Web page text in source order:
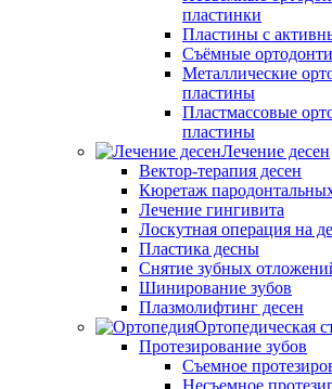
пластинки
Пластины с
Съёмные
Металлические
пластины
Пластмассовые
пластины
Лечение десен
Вектор-терапия десен
Кюретаж
Лечение гингивита
Лоскутная операция на
Пластика десны
Снятие зубных
Шинирование зубов
Плазмолифтинг десен
Ортопедическая
Протезирование зубов
Съемное
Несъемное